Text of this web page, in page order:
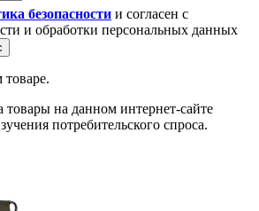
безопасности и согласен с
и обработки персональных данных
на данном интернет-сайте
потребительского спроса.